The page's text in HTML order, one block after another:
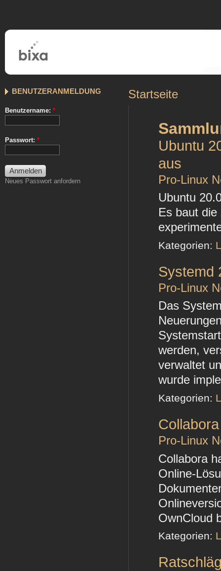
BENUTZERANMELDUNG
Benutzername: *
Passwort: *
Neues Passwort anfordern
Startseite
Ubuntu
aus
Pro-Linux
Ubuntu
Es baut
Kategorien:
Systemd
Pro-Linux
Das
werden,
verwaltet
wurde
Kategorien:
Pro-Linux
Collabora
Online-
OwnCloud
Kategorien: